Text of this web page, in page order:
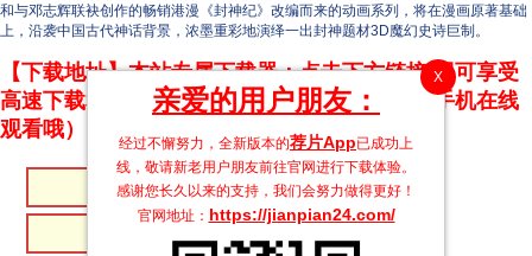
X
亲爱的用户朋友：
经过不懈努力，全新版本的荐片App已成功上
线，敬请新老用户朋友前往官网进行下载体验。
感谢您长久以来的支持，我们会努力做得更好！
官网地址： https://jianpian24.com/
和与邓志辉联袂创作的畅销港漫《封神纪》改编而来的动画系列，将在漫画原著基础
上，沿袭中国古代神话背景，浓墨重彩地演绎一出封神题材3D魔幻史诗巨制。
【下载地址】本站专属下载器：点击下方链接 即可享受
高速下载和在线播放 专治迅雷无法下载（支持手机在线
观看哦）
�